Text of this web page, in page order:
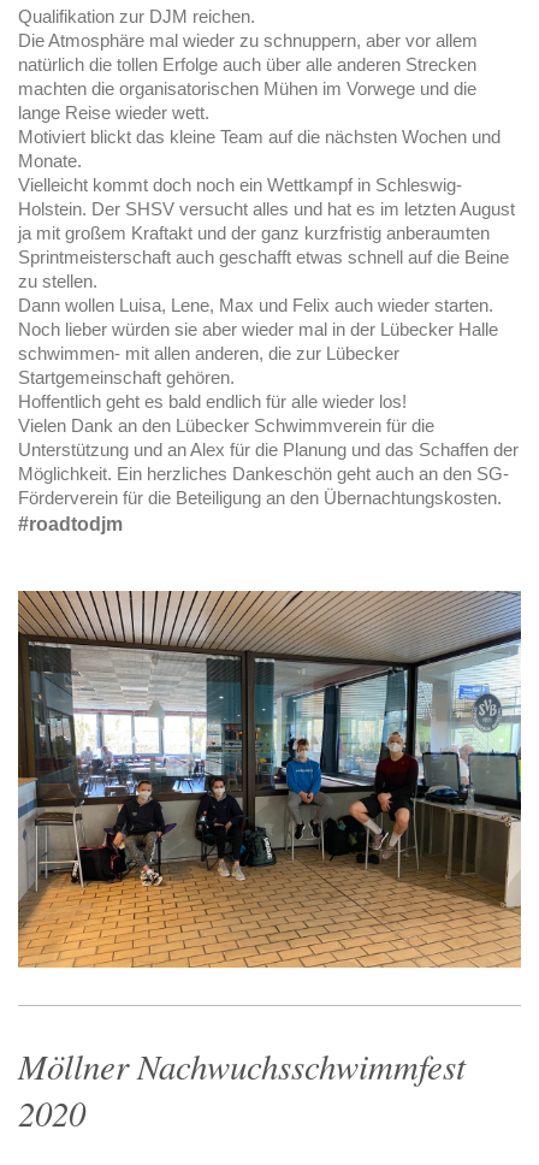
Qualifikation zur DJM reichen.
Die Atmosphäre mal wieder zu schnuppern, aber vor allem
natürlich die tollen Erfolge auch über alle anderen Strecken
machten die organisatorischen Mühen im Vorwege und die
lange Reise wieder wett.
Motiviert blickt das kleine Team auf die nächsten Wochen und
Monate.
Vielleicht kommt doch noch ein Wettkampf in Schleswig-
Holstein. Der SHSV versucht alles und hat es im letzten August
ja mit großem Kraftakt und der ganz kurzfristig anberaumten
Sprintmeisterschaft auch geschafft etwas schnell auf die Beine
zu stellen.
Dann wollen Luisa, Lene, Max und Felix auch wieder starten.
Noch lieber würden sie aber wieder mal in der Lübecker Halle
schwimmen- mit allen anderen, die zur Lübecker
Startgemeinschaft gehören.
Hoffentlich geht es bald endlich für alle wieder los!
Vielen Dank an den Lübecker Schwimmverein für die
Unterstützung und an Alex für die Planung und das Schaffen der
Möglichkeit. Ein herzliches Dankeschön geht auch an den SG-
Förderverein für die Beteiligung an den Übernachtungskosten.
#roadtodjm
Möllner Nachwuchsschwimmfest
2020